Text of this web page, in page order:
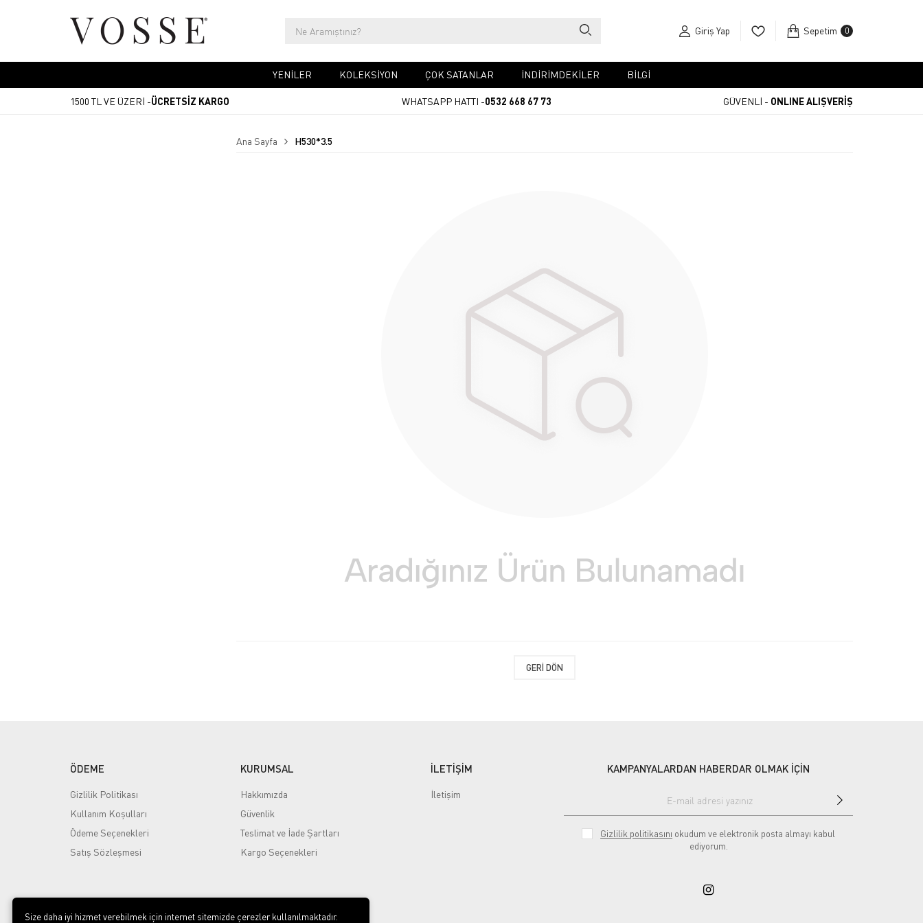
Giriş Yap Sepetim 0
YENİLER KOLEKSİYON ÇOK SATANLAR İNDİRİMDEKİLER BİLGİ
1500 TL VE ÜZERİ -ÜCRETSİZ KARGO WHATSAPP HATTI -0532 668 67 73 GÜVENLİ - ONLINE ALIŞVERİŞ
Ana Sayfa H530*3.5
GERI DÖN
ÖDEME
Gizlilik Politikası
Kullanım Koşulları
Ödeme Seçenekleri
Satış Sözleşmesi
KURUMSAL
Hakkımızda
Güvenlik
Teslimat ve İade Şartları
Kargo Seçenekleri
İLETİŞİM
İletişim
KAMPANYALARDAN HABERDAR OLMAK İÇİN
Gizlilik politikasını okudum ve elektronik posta almayı kabul
ediyorum.
Size daha iyi hizmet verebilmek için internet sitemizde çerezler kullanılmaktadır.